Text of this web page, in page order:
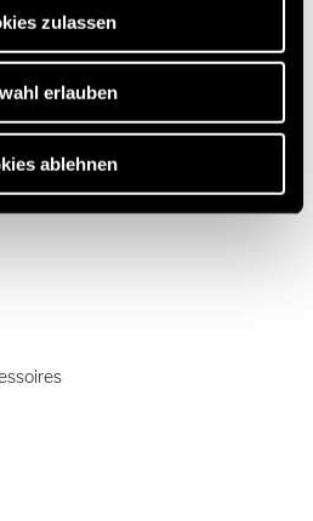
zulassen
erlauben
ablehnen